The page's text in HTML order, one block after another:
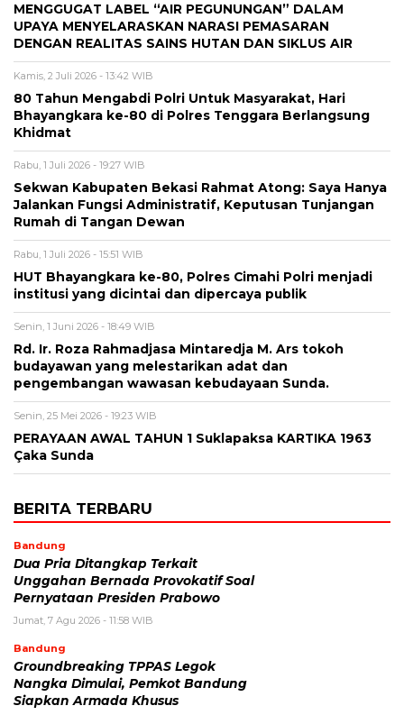
MENGGUGAT LABEL “AIR PEGUNUNGAN” DALAM
UPAYA MENYELARASKAN NARASI PEMASARAN
DENGAN REALITAS SAINS HUTAN DAN SIKLUS AIR
Kamis, 2 Juli 2026 - 13:42 WIB
80 Tahun Mengabdi Polri Untuk Masyarakat, Hari
Bhayangkara ke-80 di Polres Tenggara Berlangsung
Khidmat
Rabu, 1 Juli 2026 - 19:27 WIB
Sekwan Kabupaten Bekasi Rahmat Atong: Saya Hanya
Jalankan Fungsi Administratif, Keputusan Tunjangan
Rumah di Tangan Dewan
Rabu, 1 Juli 2026 - 15:51 WIB
HUT Bhayangkara ke-80, Polres Cimahi Polri menjadi
institusi yang dicintai dan dipercaya publik
Senin, 1 Juni 2026 - 18:49 WIB
Rd. Ir. Roza Rahmadjasa Mintaredja M. Ars tokoh
budayawan yang melestarikan adat dan
pengembangan wawasan kebudayaan Sunda.
Senin, 25 Mei 2026 - 19:23 WIB
PERAYAAN AWAL TAHUN 1 Suklapaksa KARTIKA 1963
Çaka Sunda
BERITA TERBARU
Bandung
Dua Pria Ditangkap Terkait
Unggahan Bernada Provokatif Soal
Pernyataan Presiden Prabowo
Jumat, 7 Agu 2026 - 11:58 WIB
Bandung
Groundbreaking TPPAS Legok
Nangka Dimulai, Pemkot Bandung
Siapkan Armada Khusus